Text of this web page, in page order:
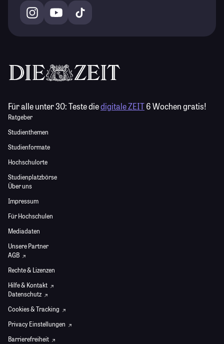
Für alle unter 30:Teste diedigitale ZEIT6 Wochen gratis!
Ratgeber
Studienthemen
Studienformate
Hochschulorte
Studienplatzbörse
Über uns
Impressum
Für Hochschulen
Mediadaten
Unsere Partner
AGB
Rechte & Lizenzen
Hilfe & Kontakt
Datenschutz
Cookies & Tracking
Privacy Einstellungen
Barrierefreiheit